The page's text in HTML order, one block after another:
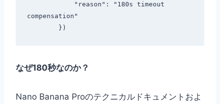
compensation"
なぜ180秒なのか？
Nano Banana Proのテクニカルドキュメントおよ